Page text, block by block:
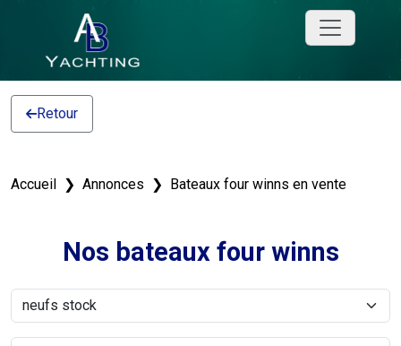
Retour
Accueil Annonces Bateaux four winns en vente
Nos bateaux four winns